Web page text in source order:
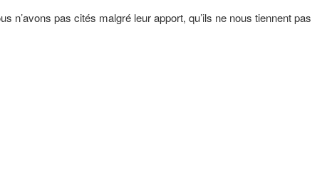
pas cités malgré leur apport, qu’ils ne nous tiennent pas